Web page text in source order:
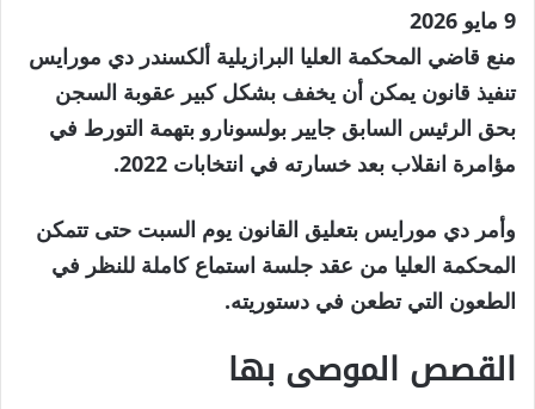
نُشرت
في
9
مايو
2026
9 مايو 2026
منع قاضي المحكمة العليا البرازيلية ألكسندر دي مورايس
تنفيذ قانون يمكن أن يخفف بشكل كبير عقوبة السجن
بحق الرئيس السابق جايير بولسونارو بتهمة التورط في
مؤامرة انقلاب بعد خسارته في انتخابات 2022.
وأمر دي مورايس بتعليق القانون يوم السبت حتى تتمكن
المحكمة العليا من عقد جلسة استماع كاملة للنظر في
الطعون التي تطعن في دستوريته.
القصص الموصى بها